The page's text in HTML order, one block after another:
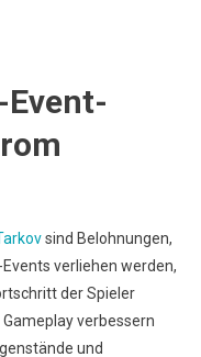
Event-
sind Belohnungen,
verliehen werden,
der Spieler
verbessern
und